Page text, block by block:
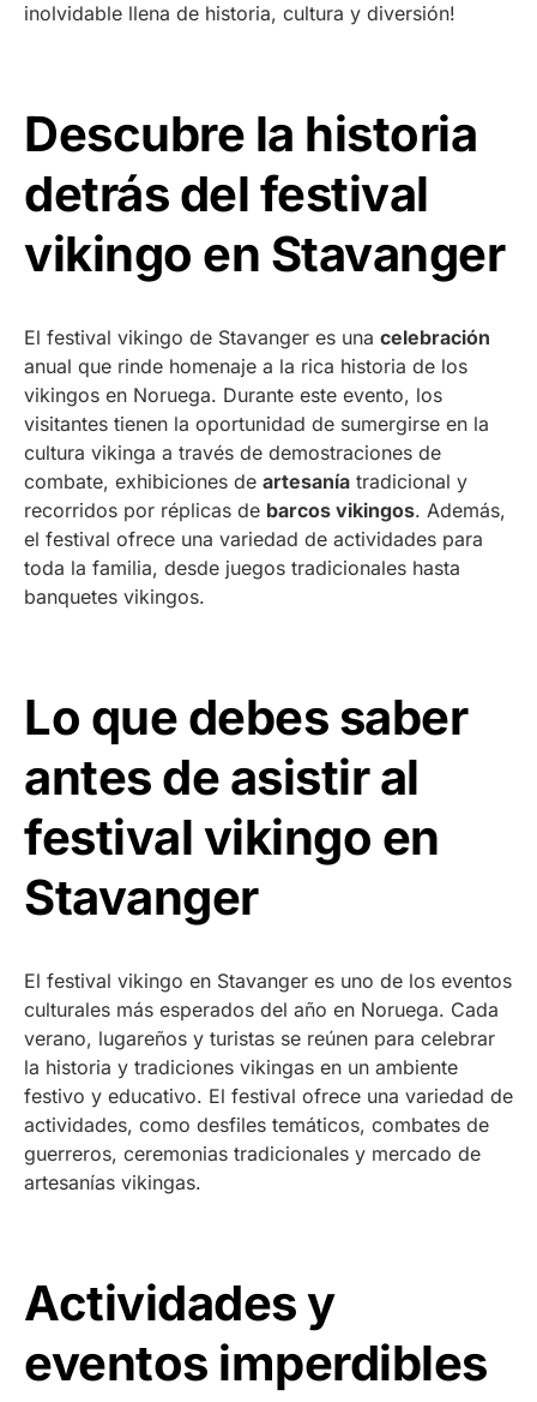
inolvidable llena de historia, cultura y diversión!
Descubre la historia
detrás del festival
vikingo en Stavanger
El festival vikingo de Stavanger es una celebración
anual que rinde homenaje a la rica historia de los
vikingos en Noruega. Durante este evento, los
visitantes tienen la oportunidad de sumergirse en la
cultura vikinga a través de demostraciones de
combate, exhibiciones de artesanía tradicional y
recorridos por réplicas de barcos vikingos. Además,
el festival ofrece una variedad de actividades para
toda la familia, desde juegos tradicionales hasta
banquetes vikingos.
Lo que debes saber
antes de asistir al
festival vikingo en
Stavanger
El festival vikingo en Stavanger es uno de los eventos
culturales más esperados del año en Noruega. Cada
verano, lugareños y turistas se reúnen para celebrar
la historia y tradiciones vikingas en un ambiente
festivo y educativo. El festival ofrece una variedad de
actividades, como desfiles temáticos, combates de
guerreros, ceremonias tradicionales y mercado de
artesanías vikingas.
Actividades y
eventos imperdibles